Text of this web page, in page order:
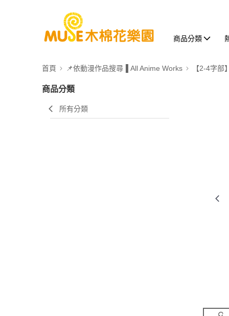
商品分類
首頁 📌依動漫作品搜尋▐ All Anime Works 【2-4字部
商品分類
所有分類